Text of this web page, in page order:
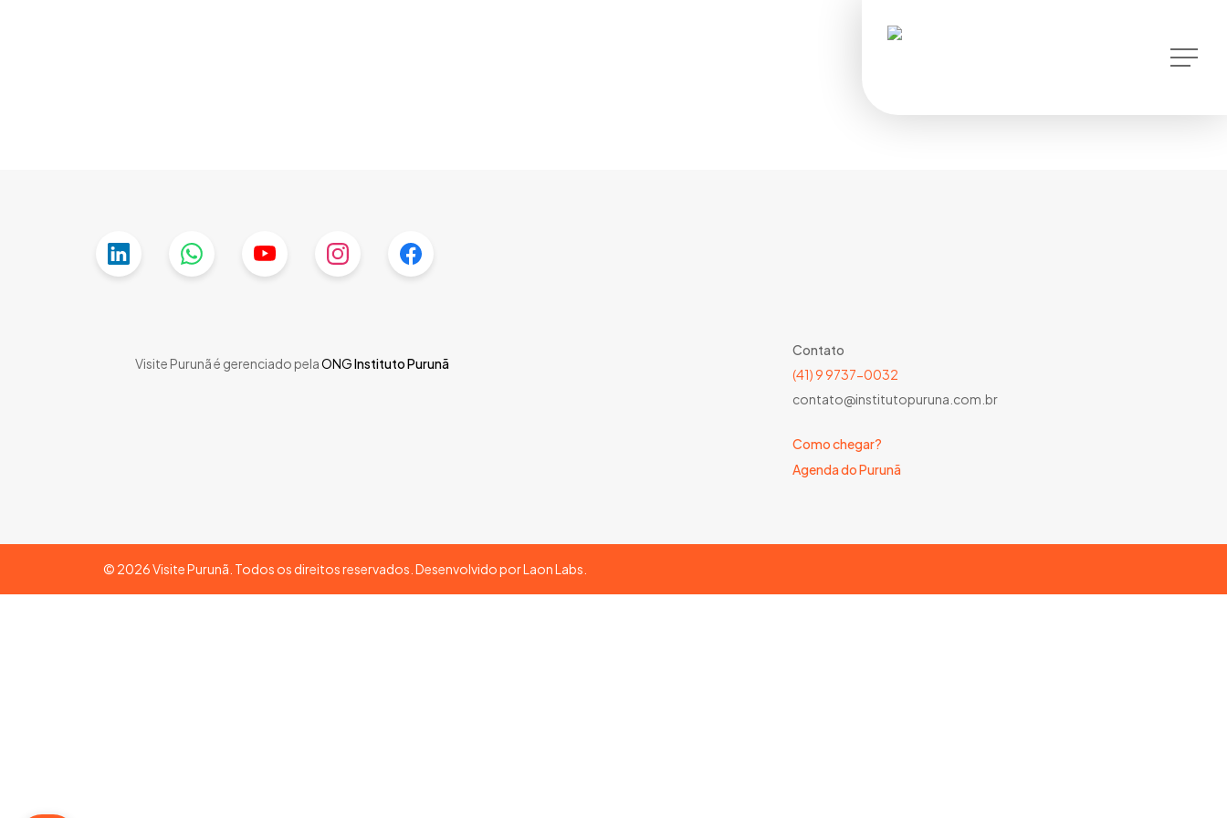
instagramMenu
Visite Purunã é gerenciado pelaONGInstituto Purunã
Contato
(41) 9 9737-0032
contato@institutopuruna.com.br
Como chegar?
Agenda do Purunã
© 2026Visite Purunã. Todos os direitos reservados. Desenvolvido porLaon Labs